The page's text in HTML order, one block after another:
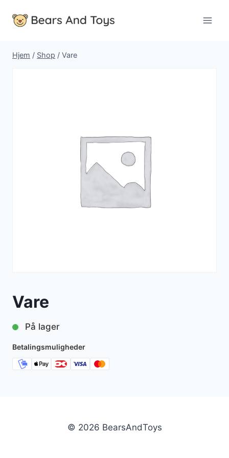
Hjem / Shop / Vare
Vare
På lager
Betalingsmuligheder
© 2026 BearsAndToys